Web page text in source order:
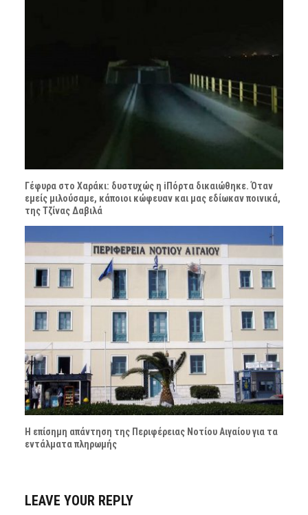
Γέφυρα στο Χαράκι: δυστυχώς η iΠόρτα δικαιώθηκε. Όταν
εμείς μιλούσαμε, κάποιοι κώφευαν και μας εδίωκαν ποινικά,
της Τζίνας Δαβιλά
Η επίσημη απάντηση της Περιφέρειας Νοτίου Αιγαίου για τα
εντάλματα πληρωμής
LEAVE YOUR REPLY